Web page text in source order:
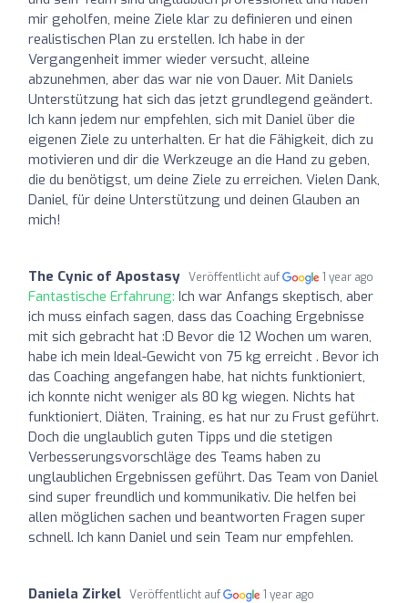
mir geholfen, meine Ziele klar zu definieren und einen
realistischen Plan zu erstellen. Ich habe in der
Vergangenheit immer wieder versucht, alleine
abzunehmen, aber das war nie von Dauer. Mit Daniels
Unterstützung hat sich das jetzt grundlegend geändert.
Ich kann jedem nur empfehlen, sich mit Daniel über die
eigenen Ziele zu unterhalten. Er hat die Fähigkeit, dich zu
motivieren und dir die Werkzeuge an die Hand zu geben,
die du benötigst, um deine Ziele zu erreichen. Vielen Dank,
Daniel, für deine Unterstützung und deinen Glauben an
mich!
The Cynic of Apostasy Veröffentlicht auf 1 year ago
Fantastische Erfahrung: Ich war Anfangs skeptisch, aber
ich muss einfach sagen, dass das Coaching Ergebnisse
mit sich gebracht hat :D Bevor die 12 Wochen um waren,
habe ich mein Ideal-Gewicht von 75 kg erreicht . Bevor ich
das Coaching angefangen habe, hat nichts funktioniert,
ich konnte nicht weniger als 80 kg wiegen. Nichts hat
funktioniert, Diäten, Training, es hat nur zu Frust geführt.
Doch die unglaublich guten Tipps und die stetigen
Verbesserungsvorschläge des Teams haben zu
unglaublichen Ergebnissen geführt. Das Team von Daniel
sind super freundlich und kommunikativ. Die helfen bei
allen möglichen sachen und beantworten Fragen super
schnell. Ich kann Daniel und sein Team nur empfehlen.
Daniela Zirkel Veröffentlicht auf 1 year ago